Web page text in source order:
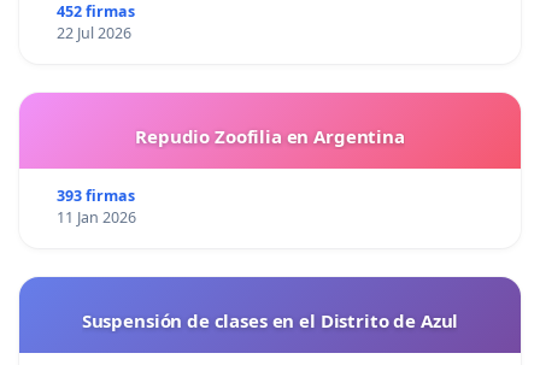
452 firmas
22 Jul 2026
Repudio Zoofilia en Argentina
393 firmas
11 Jan 2026
Suspensión de clases en el Distrito de Azul